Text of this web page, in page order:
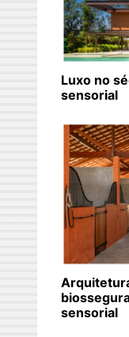
Luxo no
sensorial
sensorial